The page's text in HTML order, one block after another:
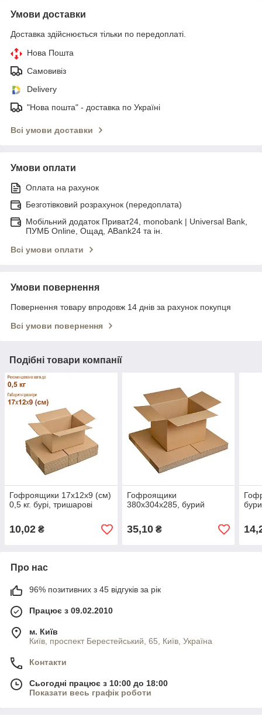
Умови доставки
Доставка здійснюється тільки по передоплаті.
Нова Пошта
Самовивіз
Delivery
"Нова пошта" - доставка по Україні
Всі умови доставки
Умови оплати
Оплата на рахунок
Безготівковий розрахунок (передоплата)
Мобільний додаток Приват24, monobank | Universal Bank,
ПУМБ Online, Ощад, ABank24 та ін.
Всі умови оплати
Умови повернення
Повернення товару впродовж 14 днів за рахунок покупця
Всі умови повернення
Подібні товари компанії
Гофроящики 17х12х9 (см)
0,5 кг. бурі, тришарові
10,02 ₴
Гофроящики
380х304х285, бурий
35,10₴
Про нас
96% позитивних з 45 відгуків за рік
Працює з 09.02.2010
м. Київ
Київ, проспект Берестейський, 65, Київ, Україна
Контакти
Сьогодні працює з 10:00 до 18:00
Показати весь графік роботи